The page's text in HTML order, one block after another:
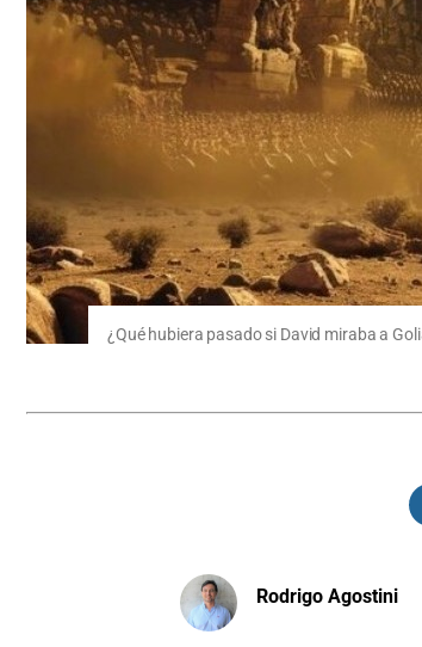
¿Qué hubiera pasado si David miraba a
Rodrigo Agostini